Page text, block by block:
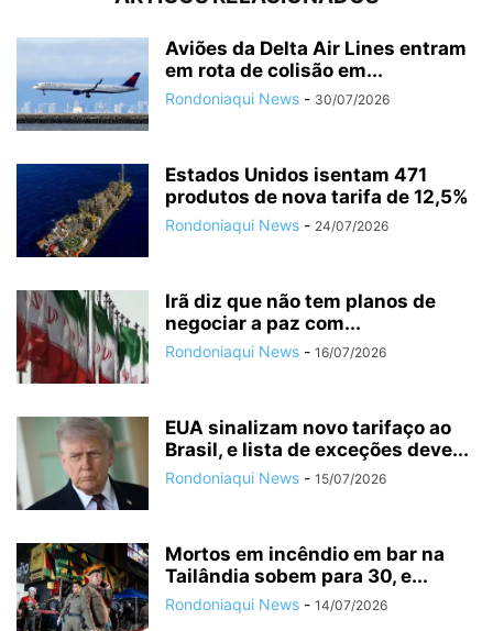
Aviões da Delta Air Lines entram
em rota de colisão em...
Rondoniaqui News - 30/07/2026
Estados Unidos isentam 471
produtos de nova tarifa de 12,5%
Rondoniaqui News - 24/07/2026
Irã diz que não tem planos de
negociar a paz com...
Rondoniaqui News - 16/07/2026
EUA sinalizam novo tarifaço ao
Brasil, e lista de exceções deve...
Rondoniaqui News - 15/07/2026
Mortos em incêndio em bar na
Tailândia sobem para 30, e...
Rondoniaqui News - 14/07/2026